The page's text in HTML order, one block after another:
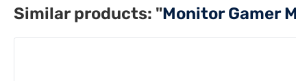
Similar products: "Monitor Gamer